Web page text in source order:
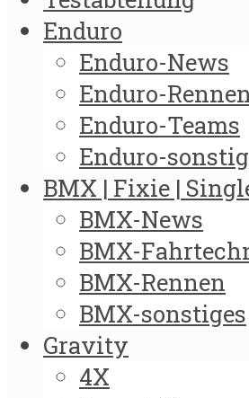
Enduro
Enduro-News
Enduro-
Enduro-Teams
Enduro-
BMX | Fixie |
BMX-News
BMX-
BMX-Rennen
BMX-sonstiges
Gravity
4X